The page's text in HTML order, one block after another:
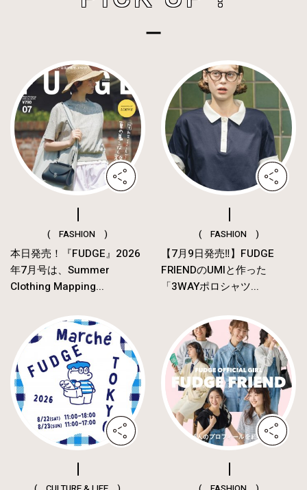
( FASHION )
本日発売！『FUDGE』2026
年7月号は、Summer
Clothing Mapping...
( FASHION )
【7月9日発売‼︎】FUDGE
FRIENDのUMIと作った
「3WAYポロシャツ...